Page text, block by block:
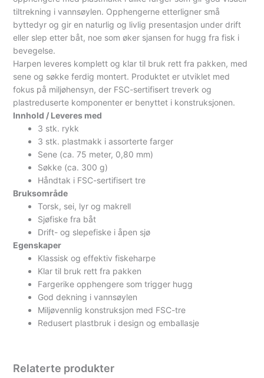
tiltrekning i vannsøylen. Opphengerne etterligner små
byttedyr og gir en naturlig og livlig presentasjon under drift
eller slep etter båt, noe som øker sjansen for hugg fra fisk i
bevegelse.
Harpen leveres komplett og klar til bruk rett fra pakken, med
sene og søkke ferdig montert. Produktet er utviklet med
fokus på miljøhensyn, der FSC-sertifisert treverk og
plastreduserte komponenter er benyttet i konstruksjonen.
Innhold / Leveres med
3 stk. rykk
3 stk. plastmakk i assorterte farger
Sene (ca. 75 meter, 0,80 mm)
Søkke (ca. 300 g)
Håndtak i FSC-sertifisert tre
Bruksområde
Torsk, sei, lyr og makrell
Sjøfiske fra båt
Drift- og slepefiske i åpen sjø
Egenskaper
Klassisk og effektiv fiskeharpe
Klar til bruk rett fra pakken
Fargerike opphengere som trigger hugg
God dekning i vannsøylen
Miljøvennlig konstruksjon med FSC-tre
Redusert plastbruk i design og emballasje
Relaterte produkter